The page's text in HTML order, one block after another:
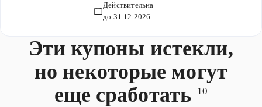
happy anne.
Лояльность
Действительна
до 31.12.2026
Эти купоны истекли,
но некоторые могут
еще сработать
10